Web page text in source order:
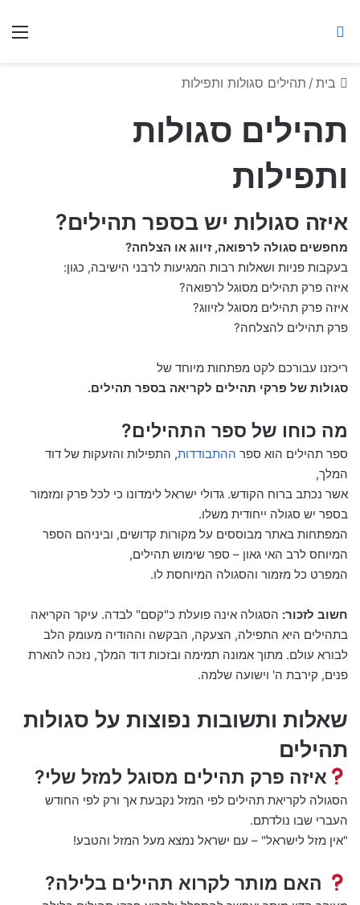
בית / תהילים סגולות ותפילות
תהילים סגולות
ותפילות
איזה סגולות יש בספר תהילים?
מחפשים סגולה לרפואה, זיווג או הצלחה?
בעקבות פניות ושאלות רבות המגיעות לרבני הישיבה, כגון:
איזה פרק תהילים מסוגל לרפואה?
איזה פרק תהילים מסוגל לזיווג?
פרק תהילים להצלחה?
ריכזנו עבורכם לקט מפתחות מיוחד של
סגולות של פרקי תהילים לקריאה בספר תהילים.
מה כוחו של ספר התהילים?
ספר תהילים הוא ספר ההתבודדות, התפילות והזעקות של דוד
המלך,
אשר נכתב ברוח הקודש. גדולי ישראל לימדונו כי לכל פרק ומזמור
בספר יש סגולה ייחודית משלו.
המפתחות באתר מבוססים על מקורות קדושים, וביניהם הספר
המיוחס לרב האי גאון – ספר שימוש תהילים,
המפרט כל מזמור והסגולה המיוחסת לו.
חשוב לזכור: הסגולה אינה פועלת כ"קסם" לבדה. עיקר הקריאה
בתהילים היא התפילה, הצעקה, הבקשה וההודיה מעומק הלב
לבורא עולם. מתוך אמונה תמימה ובזכות דוד המלך, נזכה להארת
פנים, קירבת ה' וישועה שלמה.
שאלות ותשובות נפוצות על סגולות
תהילים
איזה פרק תהילים מסוגל למזל שלי?
הסגולה לקריאת תהילים לפי המזל נקבעת אך ורק לפי החודש
העברי שבו נולדתם.
"אין מזל לישראל" – עם ישראל נמצא מעל המזל והטבע!
האם מותר לקרוא תהילים בלילה?